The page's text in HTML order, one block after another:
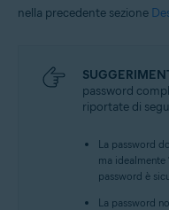
nella precedente sezione
password
riportate di
La password
ma idealmente
password è
La password